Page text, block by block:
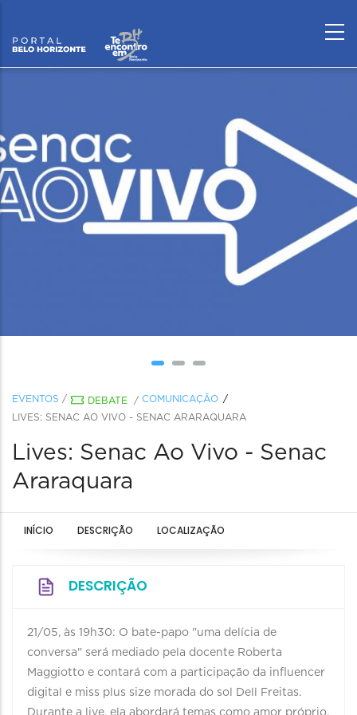
EVENTOS / DEBATE / COMUNICAÇÃO
LIVES: SENAC AO VIVO - SENAC ARARAQUARA
Lives: Senac Ao Vivo - Senac
Araraquara
INÍCIO DESCRIÇÃO LOCALIZAÇÃO
DESCRIÇÃO
21/05, às 19h30: O bate-papo "uma delícia de
conversa" será mediado pela docente Roberta
Maggiotto e contará com a participação da influencer
digital e miss plus size morada do sol Dell Freitas.
Durante a live, ela abordará temas como amor próprio,